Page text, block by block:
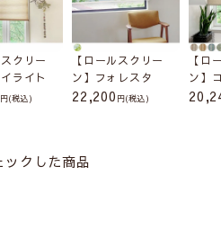
スクリー
ライト
(税込)
【ロールスクリー
ン】フォレスタ
22,200 (税込)
【ロ
ン】
ックした商品